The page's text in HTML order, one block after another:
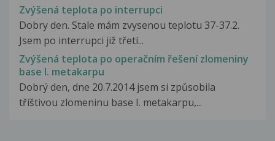
Zvýšená teplota po interrupci
Dobry den. Stale mám zvysenou teplotu 37-37.2.
Jsem po interrupci již třetí...
Zvýšená teplota po operačním řešení zlomeniny
base I. metakarpu
Dobrý den, dne 20.7.2014 jsem si způsobila
tříštivou zlomeninu base I. metakarpu,...